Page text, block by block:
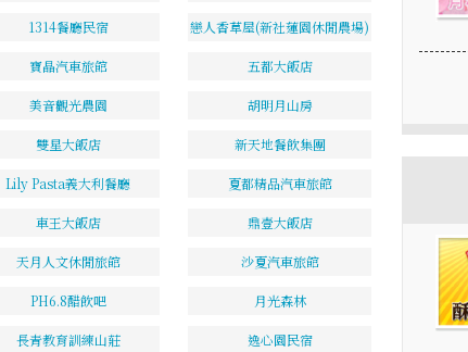
1314餐廳民宿 戀人香草屋(新社蓮園休閒農場)
寶晶汽車旅館 五都大飯店
美音觀光農園 胡明月山房
雙星大飯店 新天地餐飲集團
Lily Pasta義大利餐廳 夏都精品汽車旅館
車王大飯店 鼎壹大飯店
天月人文休閒旅館 沙夏汽車旅館
PH6.8醋飲吧 月光森林
長青教育訓練山莊 逸心園民宿